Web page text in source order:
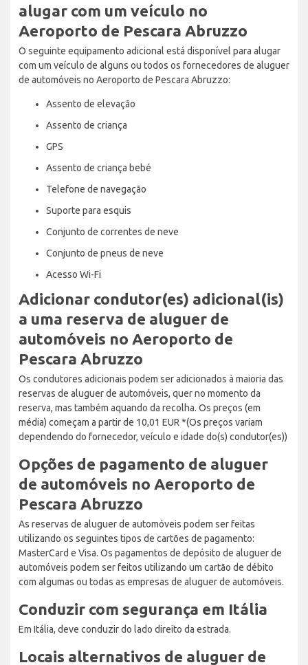
alugar com um veículo no
Aeroporto de Pescara Abruzzo
O seguinte equipamento adicional está disponível para alugar
com um veículo de alguns ou todos os fornecedores de aluguer
de automóveis no Aeroporto de Pescara Abruzzo:
Assento de elevação
Assento de criança
GPS
Assento de criança bebé
Telefone de navegação
Suporte para esquis
Conjunto de correntes de neve
Conjunto de pneus de neve
Acesso Wi-Fi
Adicionar condutor(es) adicional(is)
a uma reserva de aluguer de
automóveis no Aeroporto de
Pescara Abruzzo
Os condutores adicionais podem ser adicionados à maioria das
reservas de aluguer de automóveis, quer no momento da
reserva, mas também aquando da recolha. Os preços (em
média) começam a partir de 10,01 EUR *(Os preços variam
dependendo do fornecedor, veículo e idade do(s) condutor(es))
Opções de pagamento de aluguer
de automóveis no Aeroporto de
Pescara Abruzzo
As reservas de aluguer de automóveis podem ser feitas
utilizando os seguintes tipos de cartões de pagamento:
MasterCard e Visa. Os pagamentos de depósito de aluguer de
automóveis podem ser feitos utilizando um cartão de débito
com algumas ou todas as empresas de aluguer de automóveis.
Conduzir com segurança em Itália
Em Itália, deve conduzir do lado direito da estrada.
Locais alternativos de aluguer de